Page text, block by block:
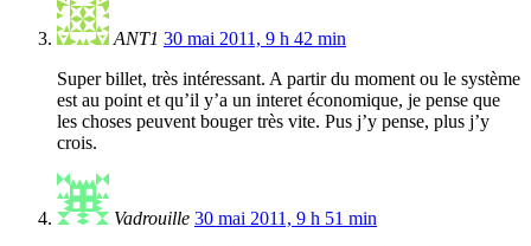
ANT1 30 mai 2011, 9 h 42 min
Super billet, très intéressant. A partir du moment ou le système
est au point et qu’il y’a un interet économique, je pense que
les choses peuvent bouger très vite. Pus j’y pense, plus j’y
crois.
Vadrouille 30 mai 2011, 9 h 51 min